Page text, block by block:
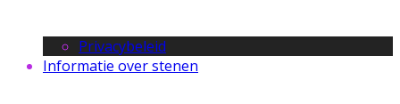
Privacybeleid
Informatie over stenen